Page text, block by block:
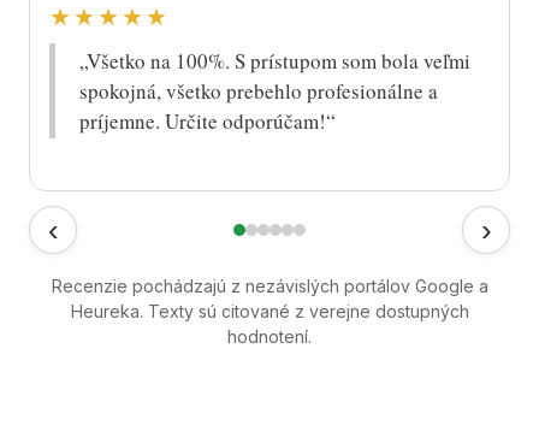
‹
★★★★★
„Všetko na 100%. S prístupom som bola veľmi
spokojná, všetko prebehlo profesionálne a
príjemne. Určite odporúčam!“
›
Recenzie pochádzajú z nezávislých portálov Google a
Heureka. Texty sú citované z verejne dostupných
hodnotení.